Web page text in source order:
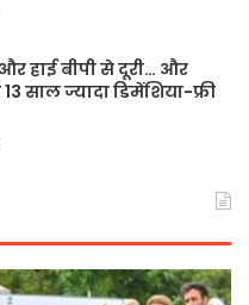
हाई बीपी से दूरी… और
साल ज्यादा डिमेंशिया-फ्री